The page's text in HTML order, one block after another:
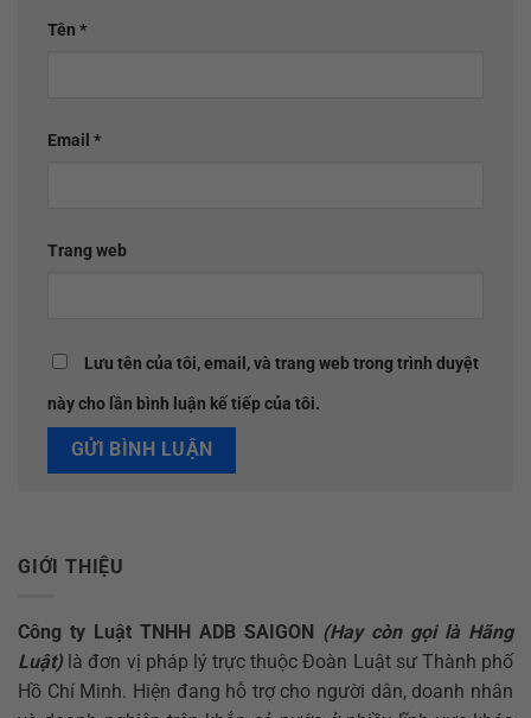
Tên *
Email *
Trang web
Lưu tên của tôi, email, và trang web trong trình duyệt
này cho lần bình luận kế tiếp của tôi.
GIỚI THIỆU
Công ty Luật TNHH ADB SAIGON (Hay còn gọi là Hãng
Luật) là đơn vị pháp lý trực thuộc Đoàn Luật sư Thành phố
Hồ Chí Minh. Hiện đang hỗ trợ cho người dân, doanh nhân